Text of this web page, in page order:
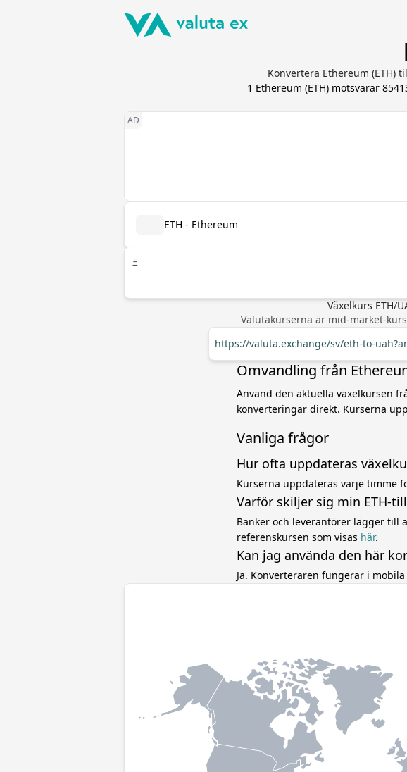
Konvertera Ethereum (ETH)
1 Ethereum (ETH) motsvarar
ETH - Ethereum
Ξ
Växelkurs ETH/
Valutakurserna är mid-market-
https://valuta.exchange/sv/eth-to-
Omvandling från
Använd den aktuella växelkursen
konverteringar direkt. Kurserna
Vanliga frågor
Hur ofta uppdateras
Kurserna uppdateras varje timme
Varför skiljer sig min ETH-
Banker och leverantörer lägger till
referenskursen som visas här.
Kan jag använda den här
Ja. Konverteraren fungerar i